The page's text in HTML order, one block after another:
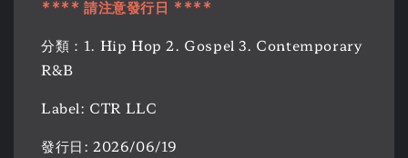
**** 請注意發行日 ****
分類：1. Hip Hop 2. Gospel 3. Contemporary
R&B
Label: CTR LLC
發行日: 2026/06/19